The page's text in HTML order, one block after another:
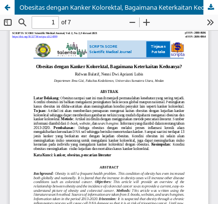
Obesitas dengan Kanker Kolorektal, Bagaimana Keterkaitan Keduanya?